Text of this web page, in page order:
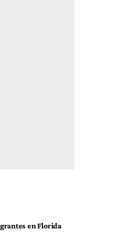
en Florida